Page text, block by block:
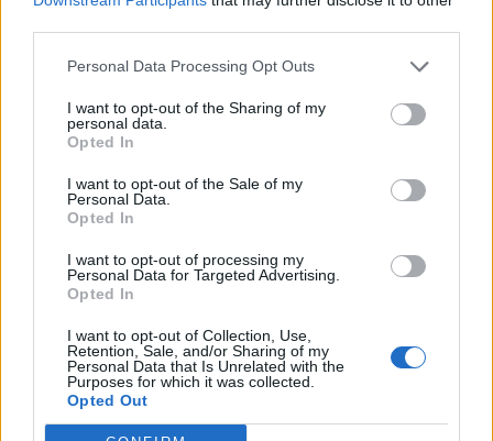
Personal Data Processing Opt Outs
I want to opt-out of the Sharing of my
personal data.
Opted In
I want to opt-out of the Sale of my
Personal Data.
Opted In
I want to opt-out of processing my
Personal Data for Targeted Advertising.
Opted In
I want to opt-out of Collection, Use,
Retention, Sale, and/or Sharing of my
Personal Data that Is Unrelated with the
Purposes for which it was collected.
Opted Out
Novo Nordisk, Pharmaserve Lilly, Ελληνικά
Έλαια Α.Ε., Power Health, Γιώτης, Φάρμα
Κουκάκη και Φρεσκούλης — για τη συμβολή
Το όραμα της Συμμαχίας για την
καταπολέμηση της παχυσαρκίας
Η Action4Obesity παραμένει προσηλωμένη
στο όραμά της να προάγει την ευζωία ως
στάση ζωής μέσα από ενημέρωση,
πολίτες και κοινότητες. Με πίστη στη
συλλογική δράση και τη διεπιστημονική
συνεργασία, συνεχίζει να ενώνει φορείς,